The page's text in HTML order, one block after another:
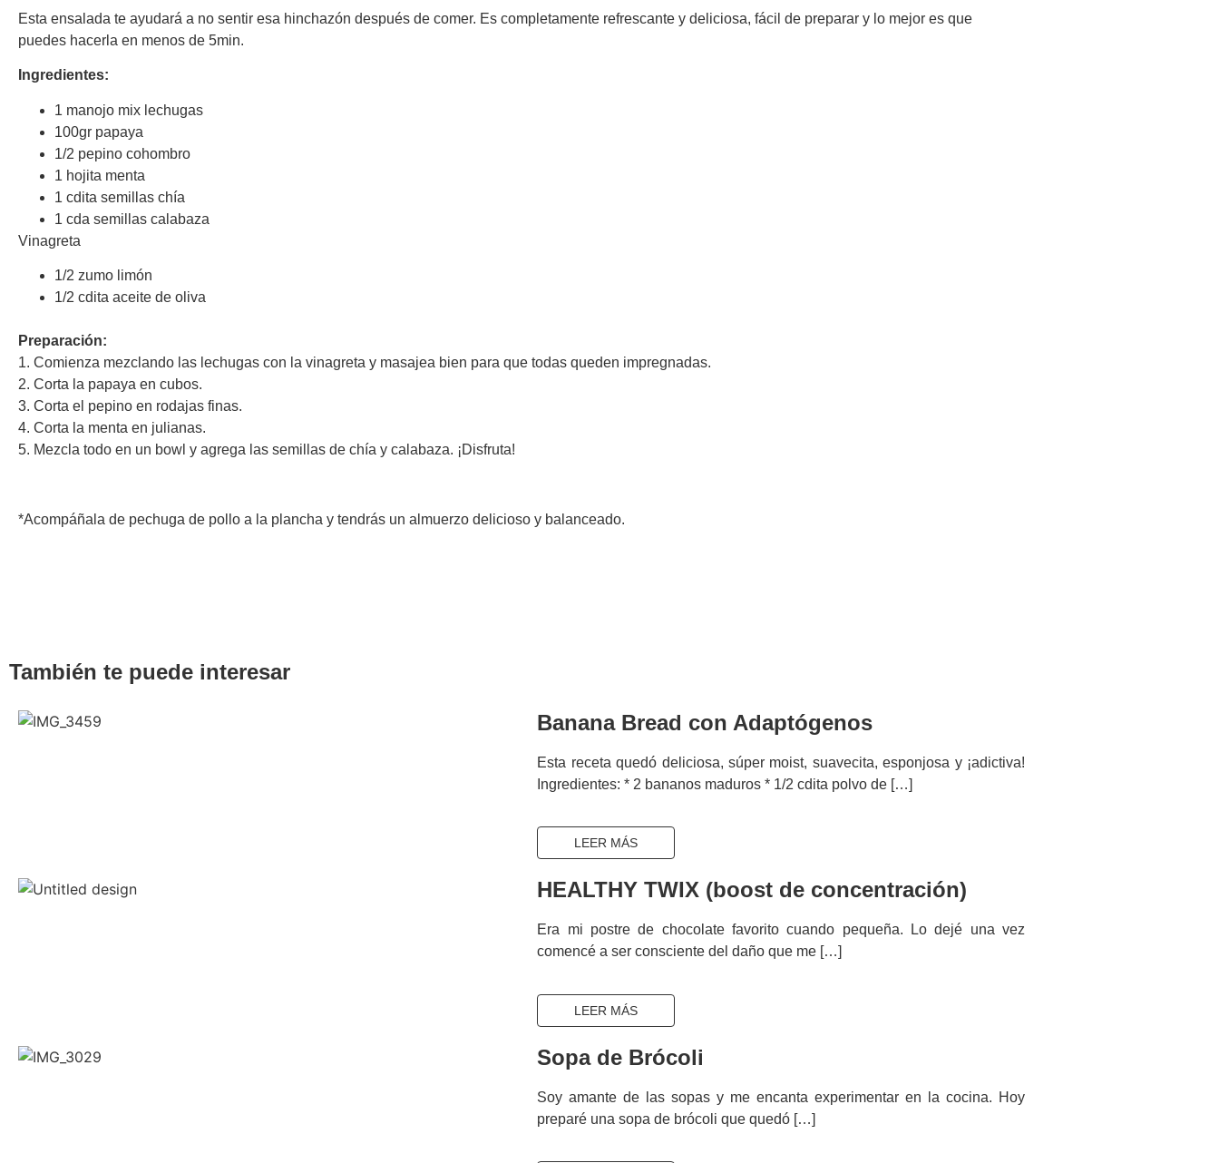
Esta ensalada te ayudará a no sentir esa hinchazón después de comer. Es completamente refrescante y deliciosa, fácil de preparar y lo mejor es que
puedes hacerla en menos de 5min.
Ingredientes:
1 manojo mix lechugas
100gr papaya
1/2 pepino cohombro
1 hojita menta
1 cdita semillas chía
1 cda semillas calabaza
Vinagreta
1/2 zumo limón
1/2 cdita aceite de oliva
Preparación:
1. Comienza mezclando las lechugas con la vinagreta y masajea bien para que todas queden impregnadas.
2. Corta la papaya en cubos.
3. Corta el pepino en rodajas finas.
4. Corta la menta en julianas.
5. Mezcla todo en un bowl y agrega las semillas de chía y calabaza. ¡Disfruta!
*Acompáñala de pechuga de pollo a la plancha y tendrás un almuerzo delicioso y balanceado.
También te puede interesar
Banana Bread con Adaptógenos
Esta receta quedó deliciosa, súper moist, suavecita, esponjosa y ¡adictiva!
Ingredientes: * 2 bananos maduros * 1/2 cdita polvo de […]
LEER MÁS
HEALTHY TWIX (boost de concentración)
Era mi postre de chocolate favorito cuando pequeña. Lo dejé una vez
comencé a ser consciente del daño que me […]
LEER MÁS
Sopa de Brócoli
Soy amante de las sopas y me encanta experimentar en la cocina. Hoy
preparé una sopa de brócoli que quedó […]